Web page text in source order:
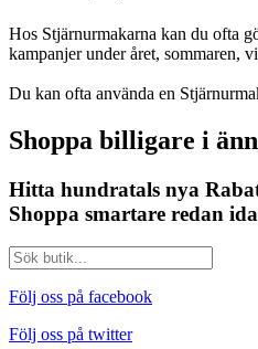
Hos Stjärnurmakarna kan du ofta
kampanjer under året, sommaren,
Du kan ofta använda en
Shoppa billigare i
Hitta hundratals nya
Shoppa smartare redan
Följ oss på facebook
Följ oss på twitter